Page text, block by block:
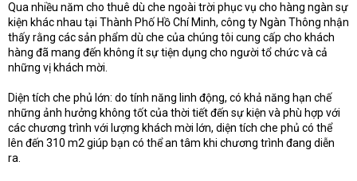
Qua nhiều năm cho thuê dù che ngoài trời phục vụ cho hàng ngàn sự
kiện khác nhau tại Thành Phố Hồ Chí Minh, công ty Ngàn Thông nhận
thấy rằng các sản phẩm dù che của chúng tôi cung cấp cho khách
hàng đã mang đến không ít sự tiện dụng cho người tổ chức và cả
những vị khách mời.
Diện tích che phủ lớn: do tính năng linh động, có khả năng hạn chế
những ảnh hưởng không tốt của thời tiết đến sự kiện và phù hợp với
các chương trình với lượng khách mời lớn, diện tích che phủ có thể
lên đến 310 m2 giúp bạn có thể an tâm khi chương trình đang diễn
ra.